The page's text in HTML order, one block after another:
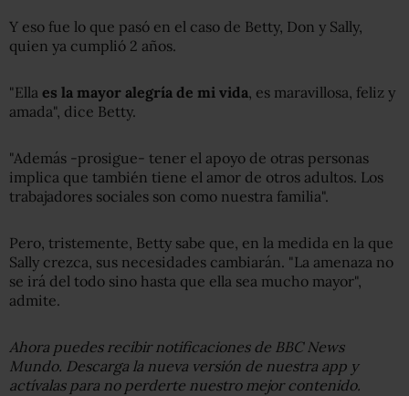
Y eso fue lo que pasó en el caso de Betty, Don y Sally,
quien ya cumplió 2 años.
"Ella es la mayor alegría de mi vida, es maravillosa, feliz y
amada", dice Betty.
"Además -prosigue- tener el apoyo de otras personas
implica que también tiene el amor de otros adultos. Los
trabajadores sociales son como nuestra familia".
Pero, tristemente, Betty sabe que, en la medida en la que
Sally crezca, sus necesidades cambiarán. "La amenaza no
se irá del todo sino hasta que ella sea mucho mayor",
admite.
Ahora puedes recibir notificaciones de BBC News
Mundo. Descarga la nueva versión de nuestra app y
actívalas para no perderte nuestro mejor contenido.